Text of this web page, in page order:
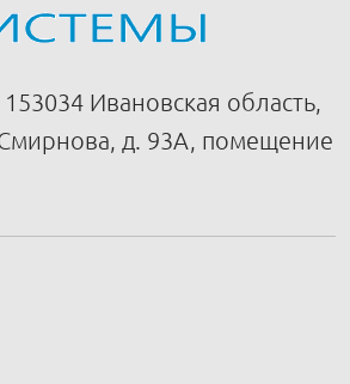
Ивановская область,
д. 93А, помещение